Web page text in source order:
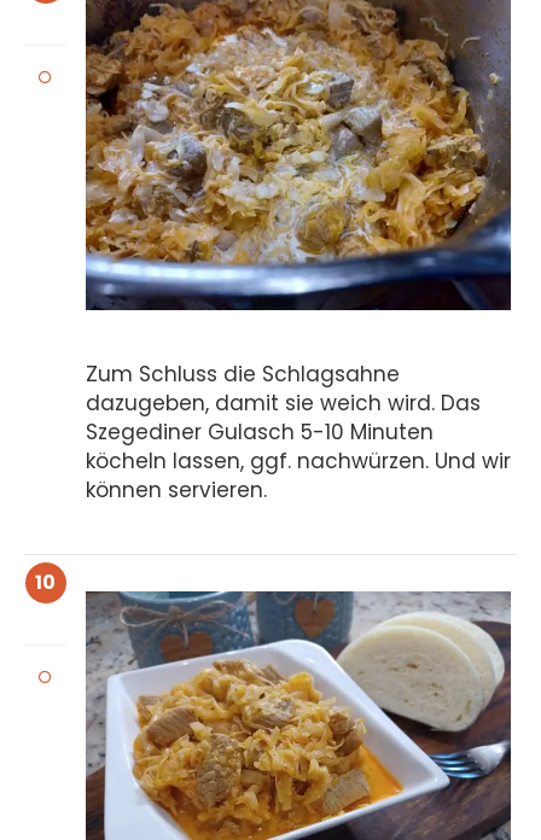
Zum Schluss die Schlagsahne
dazugeben, damit sie weich wird. Das
Szegediner Gulasch 5-10 Minuten
köcheln lassen, ggf. nachwürzen. Und wir
können servieren.
10